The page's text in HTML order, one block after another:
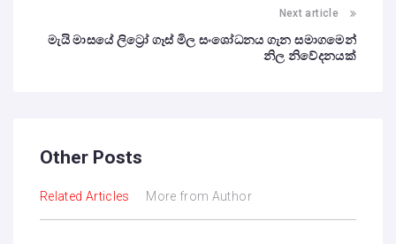
Next article
මැයි මාසයේ ලිට්‍රෝ ගෑස් මිල සංශෝධනය ගැන සමාගමෙන්
නිල නිවේදනයක්
Other Posts
Related Articles More from Author